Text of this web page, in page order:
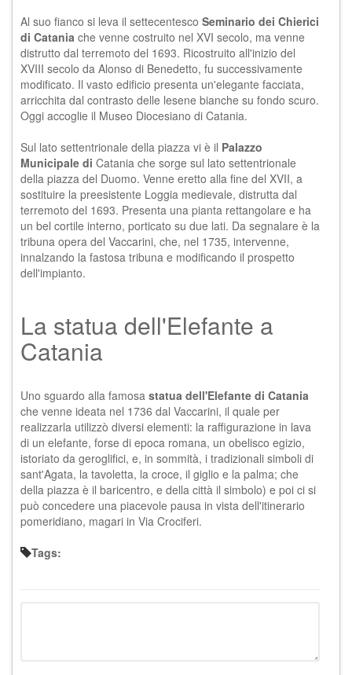
Al suo fianco si leva il settecentesco Seminario dei Chierici
di Catania che venne costruito nel XVI secolo, ma venne
distrutto dal terremoto del 1693. Ricostruito all'inizio del
XVIII secolo da Alonso di Benedetto, fu successivamente
modificato. Il vasto edificio presenta un'elegante facciata,
arricchita dal contrasto delle lesene bianche su fondo scuro.
Oggi accoglie il Museo Diocesiano di Catania.
Sul lato settentrionale della piazza vi è il Palazzo
Municipale di Catania che sorge sul lato settentrionale
della piazza del Duomo. Venne eretto alla fine del XVII, a
sostituire la preesistente Loggia medievale, distrutta dal
terremoto del 1693. Presenta una pianta rettangolare e ha
un bel cortile interno, porticato su due lati. Da segnalare è la
tribuna opera del Vaccarini, che, nel 1735, intervenne,
innalzando la fastosa tribuna e modificando il prospetto
dell'impianto.
La statua dell'Elefante a
Catania
Uno sguardo alla famosa statua dell'Elefante di Catania
che venne ideata nel 1736 dal Vaccarini, il quale per
realizzarla utilizzò diversi elementi: la raffigurazione in lava
di un elefante, forse di epoca romana, un obelisco egizio,
istoriato da geroglifici, e, in sommità, i tradizionali simboli di
sant'Agata, la tavoletta, la croce, il giglio e la palma; che
della piazza è il baricentro, e della città il simbolo) e poi ci si
può concedere una piacevole pausa in vista dell'itinerario
pomeridiano, magari in Via Crociferi.
Tags: